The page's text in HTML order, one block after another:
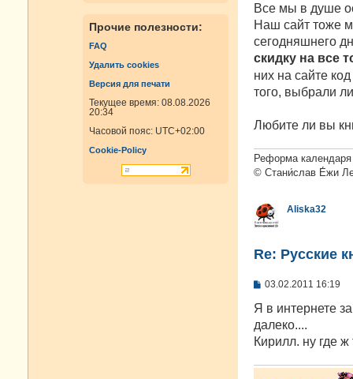
Прочие полезности:
FAQ
Удалить cookies
Версия для печати
Текущее время: 08.08.2026
20:34
Часовой пояс: UTC+02:00
Cookie-Policy
Все мы в душе
Наш сайт тоже
сегодняшнего
скидку на все
них на сайте
того, выбрали
Любите ли вы
Реформа
© Стани́слав Е́жи
Aliska32
Re: Русские
С
о
щ
е
03.02.2011 16:19
Я в интернете
далеко....
Кирилл. ну где